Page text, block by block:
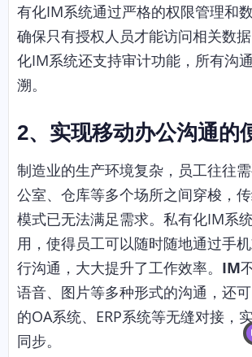
有化IM系统通过严格的权限管理和
确保只有授权人员才能访问相关数
化IM系统还支持审计功能，所有沟
溯。
2、实现移动办公沟通的
制造业的生产环境复杂，员工往往
公室、仓库等多个场所之间穿梭，
模式已无法满足需求。私有化IM系
用，使得员工可以随时随地通过手
行沟通，大大提升了工作效率。 IM
语音、图片等多种形式的沟通，还
的OA系统、ERP系统等无缝对接，
同步。